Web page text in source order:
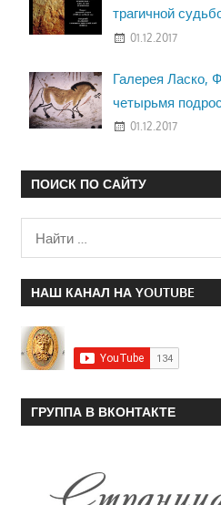
трагичной
01.12.2017
Галерея Ласко,
четырьмя
01.12.2017
ПОИСК ПО САЙТУ
НАШ КАНАЛ НА YOUTUBE
ГРУППА В ВКОНТАКТЕ